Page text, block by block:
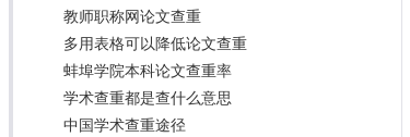
教师职称网论文查重
多用表格可以降低论文查重
蚌埠学院本科论文查重率
学术查重都是查什么意思
中国学术查重途径